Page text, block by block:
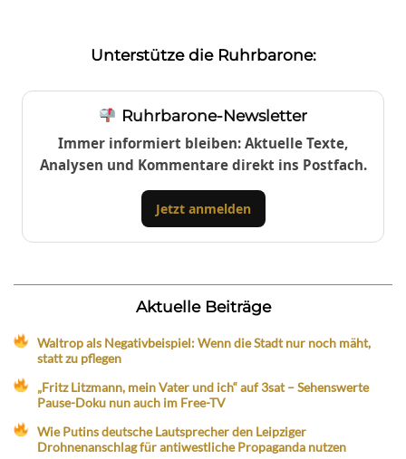
Unterstütze die Ruhrbarone:
Ruhrbarone-Newsletter
Immer informiert bleiben: Aktuelle Texte,
Analysen und Kommentare direkt ins Postfach.
Jetzt anmelden
Aktuelle Beiträge
Waltrop als Negativbeispiel: Wenn die Stadt nur noch mäht,
statt zu pflegen
„Fritz Litzmann, mein Vater und ich“ auf 3sat – Sehenswerte
Pause-Doku nun auch im Free-TV
Wie Putins deutsche Lautsprecher den Leipziger
Drohnenanschlag für antiwestliche Propaganda nutzen